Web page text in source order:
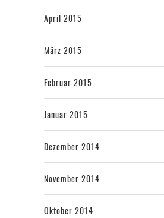
April 2015
März 2015
Februar 2015
Januar 2015
Dezember 2014
November 2014
Oktober 2014